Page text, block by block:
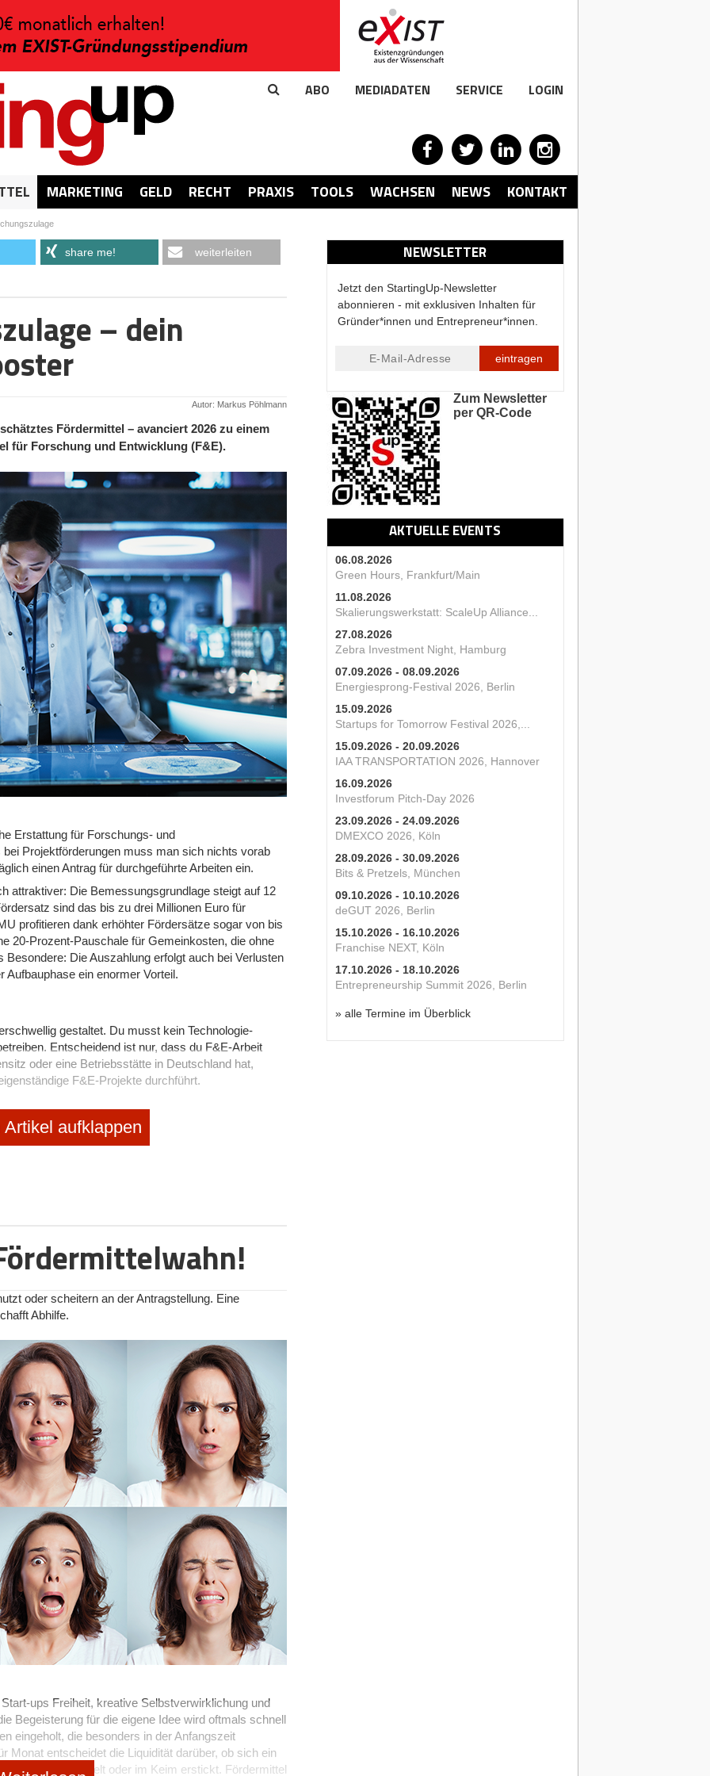
ABO MEDIADATEN SERVICE LOGIN
MARKETING GELD RECHT PRAXIS TOOLS WACHSEN NEWS KONTAKT
NEWSLETTER
Jetzt den StartingUp-Newsletter
abonnieren - mit exklusiven Inhalten für
Gründer*innen und Entrepreneur*innen.
eintragen
Zum Newsletter
per QR-Code
AKTUELLE EVENTS
06.08.2026
Green Hours, Frankfurt/Main
11.08.2026
Skalierungswerkstatt: ScaleUp Alliance...
27.08.2026
Zebra Investment Night, Hamburg
07.09.2026 - 08.09.2026
Energiesprong-Festival 2026, Berlin
15.09.2026
Startups for Tomorrow Festival 2026,...
15.09.2026 - 20.09.2026
IAA TRANSPORTATION 2026, Hannover
16.09.2026
Investforum Pitch-Day 2026
23.09.2026 - 24.09.2026
DMEXCO 2026, Köln
28.09.2026 - 30.09.2026
Bits & Pretzels, München
09.10.2026 - 10.10.2026
deGUT 2026, Berlin
15.10.2026 - 16.10.2026
Franchise NEXT, Köln
17.10.2026 - 18.10.2026
Entrepreneurship Summit 2026, Berlin
» alle Termine im Überblick
share me! weiterleiten
– dein
Autor: Markus Pöhlmann
Fördermittel – avanciert 2026 zu einem
für Forschung und Entwicklung (F&E).
Erstattung für Forschungs- und
Projektförderungen muss man sich nichts vorab
einen Antrag für durchgeführte Arbeiten ein.
attraktiver: Die Bemessungsgrundlage steigt auf 12
sind das bis zu drei Millionen Euro für
profitieren dank erhöhter Fördersätze sogar von bis
20-Prozent-Pauschale für Gemeinkosten, die ohne
Die Auszahlung erfolgt auch bei Verlusten
Aufbauphase ein enormer Vorteil.
gestaltet. Du musst kein Technologie-
Entscheidend ist nur, dass du F&E-Arbeit
oder eine Betriebsstätte in Deutschland hat,
F&E-Projekte durchführt.
geht nicht nur um Grundlagenforschung im
Algorithmus für Betrugserkennung.
für pflanzliche Fleischalternativen.
Sensor für tragbare Gesundheitsgeräte.
scheitert, bleibt die Förderung bestehen. Es zählt
nicht ausschließlich der Erfolg.
Routineentwicklungen oder bloße die Anwendung
deutlich unbürokratischer als klassische
Projekt als F&E-Vorhaben qualifiziert ist. Dafür
Forschungszulage (bundesweit gibt es nur das in
Unsicherheiten,
Vorgehensweise,
Das Finanzamt prüft innerhalb von drei Monaten
aus, die drei Jahre gültig ist.
Artikel aufklappen
oder scheitern an der Antragstellung. Eine
Abhilfe.
ups Freiheit, kreative Selbstverwirklichung und
Begeisterung für die eigene Idee wird oftmals schnell
eingeholt, die besonders in der Anfangszeit
Monat entscheidet die Liquidität darüber, ob sich ein
verwandelt oder im Keim erstickt. Fördermittel